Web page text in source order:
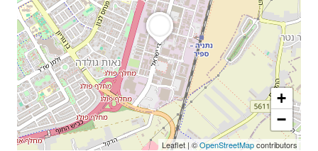
+
−
Leaflet |©OpenStreetMapcontributors